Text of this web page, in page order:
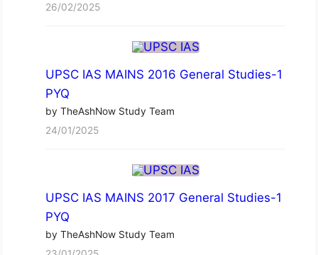
26/02/2025
UPSC IAS MAINS 2016 General Studies-1
PYQ
by TheAshNow Study Team
24/01/2025
UPSC IAS MAINS 2017 General Studies-1
PYQ
by TheAshNow Study Team